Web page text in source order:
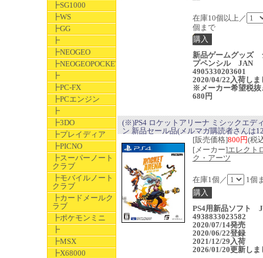
┣SG1000
┣WS
┣GG
┣
┣NEOGEO
┣NEOGEOPOCKET
┣
┣PC-FX
┣PCエンジン
┣
┣3DO
┣プレイディア
┣PICNO
┣スーパーノート
クラブ
┣モバイルノート
クラブ
┣カードメールク
ラブ
┣ポケモンミニ
┣
┣MSX
┣X68000
在庫10個以上／
個まで
新品ゲームグッズ
プペンシル JAN
4905330203601
2020/04/22入荷しま
※メーカー希望税抜
680円
(※)PS4 ロケットアリーナ ミシックエデ
ン 新品セール品(メルマガ購読者さんは
[販売価格]800円(税
[メーカー]エレクト
ク・アーツ
在庫1個／ 1個
PS4用新品ソフト
4938833023582
2020/07/14発売
2020/06/22登録
2021/12/29入荷
2026/01/20更新しま